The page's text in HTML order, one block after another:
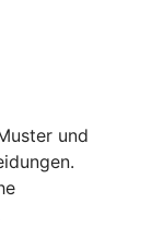
und